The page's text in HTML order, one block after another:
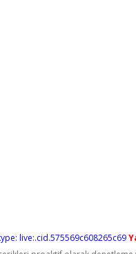
live:.cid.575569c608265c69